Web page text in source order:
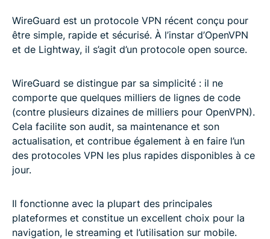
WireGuard est un protocole VPN récent conçu pour
être simple, rapide et sécurisé. À l’instar d’OpenVPN
et de Lightway, il s’agit d’un protocole open source.
WireGuard se distingue par sa simplicité : il ne
comporte que quelques milliers de lignes de code
(contre plusieurs dizaines de milliers pour OpenVPN).
Cela facilite son audit, sa maintenance et son
actualisation, et contribue également à en faire l’un
des protocoles VPN les plus rapides disponibles à ce
jour.
Il fonctionne avec la plupart des principales
plateformes et constitue un excellent choix pour la
navigation, le streaming et l’utilisation sur mobile.